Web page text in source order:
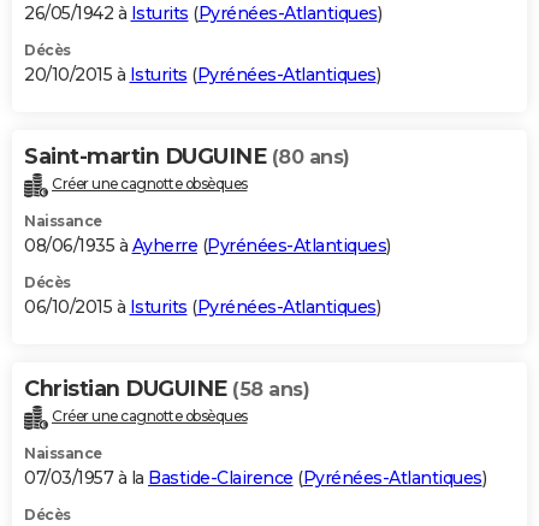
26/05/1942 à Isturits (Pyrénées-Atlantiques)
Décès
20/10/2015 à Isturits (Pyrénées-Atlantiques)
Saint-martin DUGUINE (80 ans)
Créer une cagnotte obsèques
Naissance
08/06/1935 à Ayherre (Pyrénées-Atlantiques)
Décès
06/10/2015 à Isturits (Pyrénées-Atlantiques)
Christian DUGUINE (58 ans)
Créer une cagnotte obsèques
Naissance
07/03/1957 à la Bastide-Clairence (Pyrénées-Atlantiques)
Décès